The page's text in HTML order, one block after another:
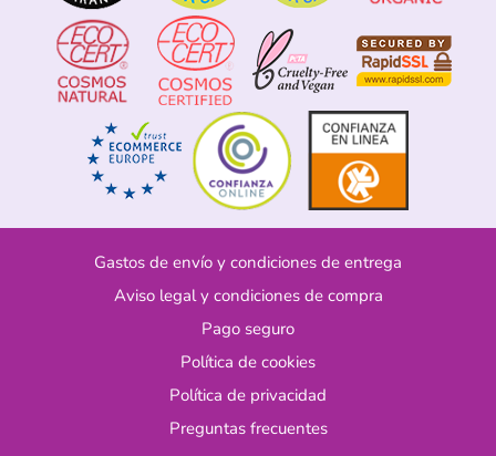
Gastos de envío y condiciones de entrega
Aviso legal y condiciones de compra
Pago seguro
Política de cookies
Política de privacidad
Preguntas frecuentes